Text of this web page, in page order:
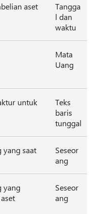
aset
Tangga
l dan
waktu
Mata
Uang
untuk
Teks
baris
tunggal
yang saat
Seseor
ang
yang
Seseor
ang